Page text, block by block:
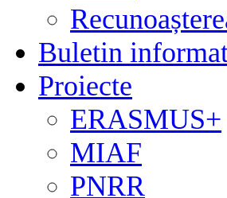
Buletin
Proiecte
ERASMUS+
MIAF
PNRR